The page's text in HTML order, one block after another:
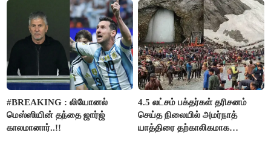
#BREAKING : லியோனல்
மெஸ்ஸியின் தந்தை ஜார்ஜ்
காலமானார்..!!
4.5 லட்சம் பக்தர்கள் தரிசனம்
செய்த நிலையில் அமர்நாத்
யாத்திரை தற்காலிகமாக